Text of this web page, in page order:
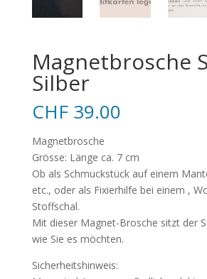
Magnetbrosche
Silber
CHF39.00
Magnetbrosche
Grösse: Länge ca. 7 cm
Ob als Schmuckstück auf einem
etc., oder als Fixierhilfe bei einem ,
Stoffschal.
Mit dieser Magnet-Brosche sitzt der
wie Sie es möchten.
Sicherheitshinweis: